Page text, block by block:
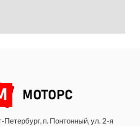
Петербург, п. Понтонный, ул. 2-я